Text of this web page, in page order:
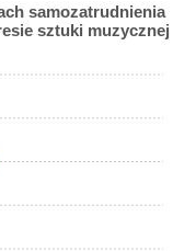
samozatrudnienia
sztuki muzycznej